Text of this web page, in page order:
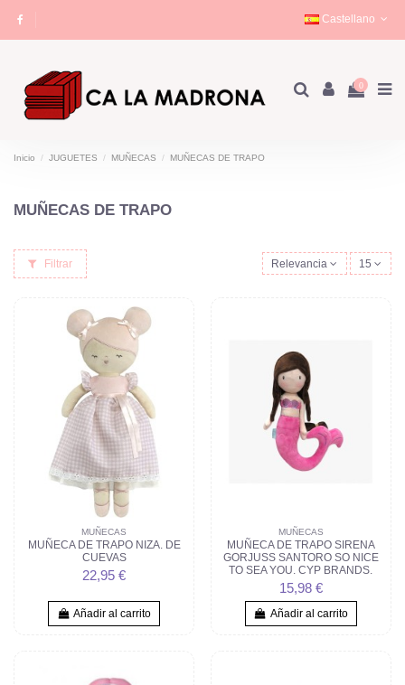
Castellano
0
Inicio JUGUETES MUÑECAS MUÑECAS DE TRAPO
MUÑECAS DE TRAPO
Filtrar Relevancia 15
MUÑECAS
MUÑECA DE TRAPO NIZA. DE
CUEVAS
22,95 €
Añadir al carrito
MUÑECAS
MUÑECA DE TRAPO SIRENA
GORJUSS SANTORO SO NICE
TO SEA YOU. CYP BRANDS.
15,98 €
Añadir al carrito